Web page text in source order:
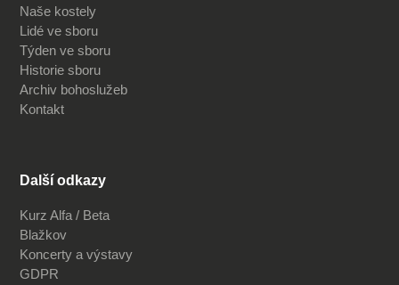
Naše kostely
Lidé ve sboru
Týden ve sboru
Historie sboru
Archiv bohoslužeb
Kontakt
Další odkazy
Kurz Alfa / Beta
Blažkov
Koncerty a výstavy
GDPR